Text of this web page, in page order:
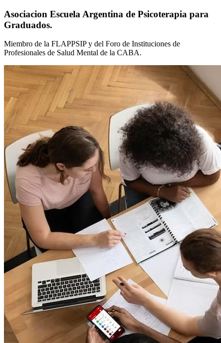
Asociacion Escuela Argentina de Psicoterapia para
Graduados.
Miembro de la FLAPPSIP y del Foro de Instituciones de
Profesionales de Salud Mental de la CABA.